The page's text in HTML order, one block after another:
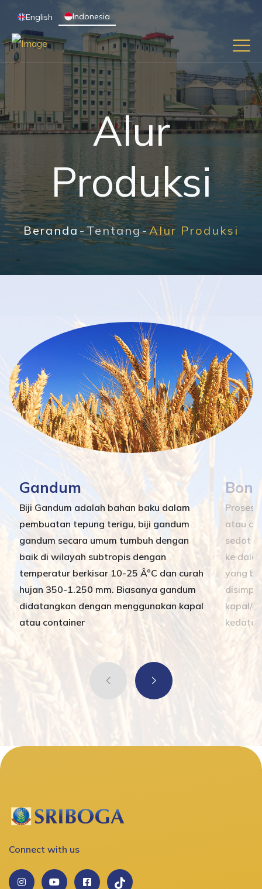
English Indonesia
Alur
Produksi
Beranda Tentang Alur Produksi
Gandum
Biji Gandum adalah bahan baku dalam
pembuatan tepung terigu, biji gandum
gandum secara umum tumbuh dengan
baik di wilayah subtropis dengan
temperatur berkisar 10-25 Â°C dan curah
hujan 350-1.250 mm. Biasanya gandum
didatangkan dengan menggunakan kapal
atau container
Proses
atau
sedot /
ke
yang
kapal/
Connect with us